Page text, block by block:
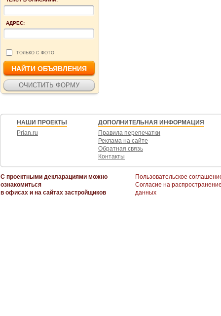
АДРЕС:
ТОЛЬКО С ФОТО
НАШИ ПРОЕКТЫ
Prian.ru
ДОПОЛНИТЕЛЬНАЯ ИНФОРМАЦИЯ
Правила перепечатки
Реклама на сайте
Обратная связь
Контакты
С проектными декларациями можно
ознакомиться
в офисах и на сайтах застройщиков
Пользовательское
Согласие на
данных